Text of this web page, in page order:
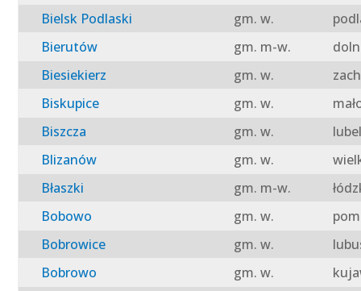
Bielsk Podlaski
gm. w.
Bierutów
gm. m-w.
Biesiekierz
gm. w.
Biskupice
gm. w.
Biszcza
gm. w.
Blizanów
gm. w.
Błaszki
gm. m-w.
Bobowo
gm. w.
Bobrowice
gm. w.
Bobrowo
gm. w.